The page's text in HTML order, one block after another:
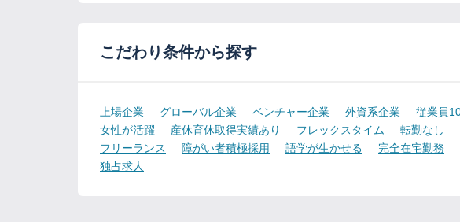
こだわり条件から探す
上場企業 グローバル企業 ベンチャー企業 外資系企業 従業員
女性が活躍
産休育休取得実績あり フレックスタイム 転勤なし
フリーランス
障がい者積極採用 語学が生かせる 完全在宅勤務
独占求人